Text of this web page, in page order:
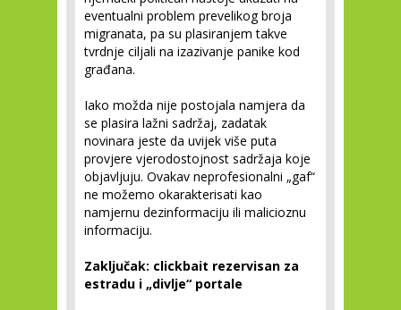
eventualni problem prevelikog broja
migranata, pa su plasiranjem takve
tvrdnje ciljali na izazivanje panike kod
građana.
Iako možda nije postojala namjera da
se plasira lažni sadržaj, zadatak
novinara jeste da uvijek više puta
provjere vjerodostojnost sadržaja koje
objavljuju. Ovakav neprofesionalni „gaf“
ne možemo okarakterisati kao
namjernu dezinformaciju ili malicioznu
informaciju.
Zaključak: clickbait rezervisan za
estradu i „divlje“ portale